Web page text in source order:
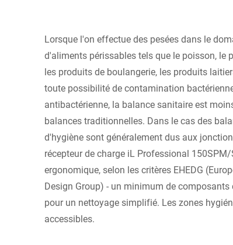
Lorsque l'on effectue des pesées dans le
d'aliments périssables tels que le poisson, le
les produits de boulangerie, les produits
toute possibilité de contamination
antibactérienne, la balance sanitaire est
balances traditionnelles. Dans le cas des
d'hygiène sont généralement dus aux
récepteur de charge iL Professional
ergonomique, selon les critères EHEDG
Design Group) - un minimum de
pour un nettoyage simplifié. Les zones
accessibles.